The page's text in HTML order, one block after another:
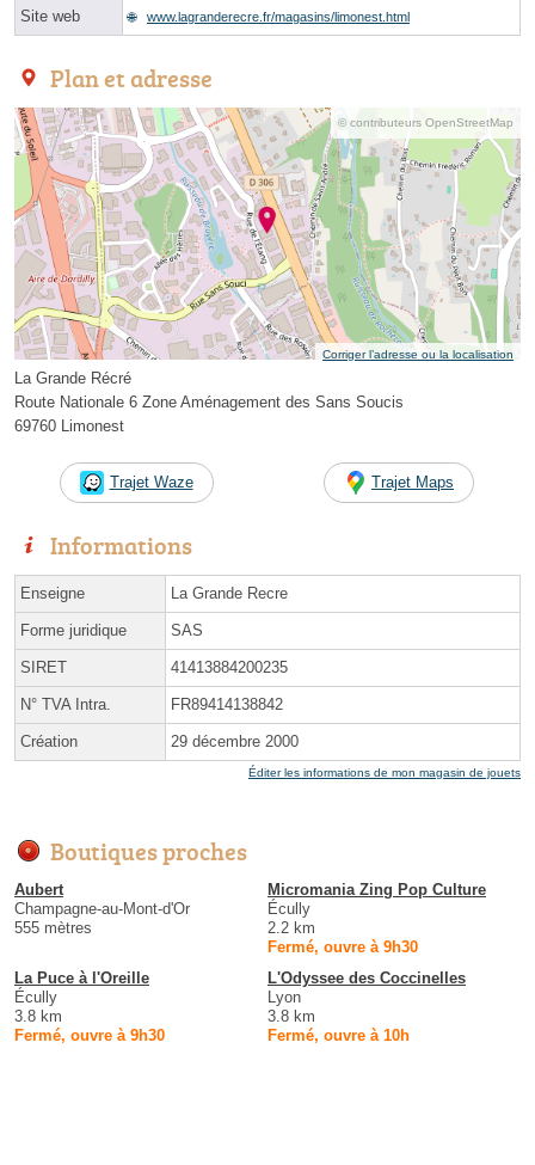
Site web www.lagranderecre.fr/magasins/limonest.html
Plan et adresse
© contributeurs OpenStreetMap
Corriger l’adresse ou la localisation
La Grande Récré
Route Nationale 6 Zone Aménagement des Sans Soucis
69760 Limonest
Trajet Waze Trajet Maps
Informations
Enseigne La Grande Recre
Forme juridique SAS
SIRET 41413884200235
N° TVA Intra. FR89414138842
Création 29 décembre 2000
Éditer les informations de mon magasin de jouets
Boutiques proches
Aubert
Champagne-au-Mont-d'Or
555 mètres
Micromania Zing Pop Culture
Écully
2.2 km
Fermé, ouvre à 9h30
La Puce à l'Oreille
Écully
3.8 km
Fermé, ouvre à 9h30
L'Odyssee des Coccinelles
Lyon
3.8 km
Fermé, ouvre à 10h